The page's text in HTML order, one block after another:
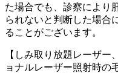
た場合でも、診察により
られないと判断した場合
ることがございます。
【しみ取り放題レーザ
ョナルレーザー照射時の